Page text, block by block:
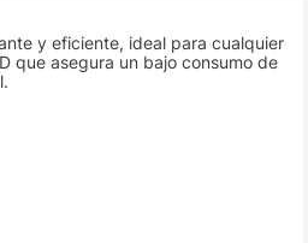
y eficiente, ideal para cualquier
que asegura un bajo consumo de